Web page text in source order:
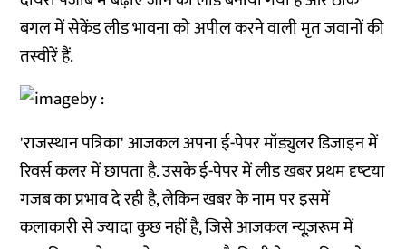
बगल में सेकेंड लीड भावना को अपील करने वाली मृत जवानों की
तस्‍वीरें हैं.
'राजस्‍थान पत्रिका' आजकल अपना ई-पेपर मॉड्युलर डिजाइन में
रिवर्स कलर में छापता है. उसके ई-पेपर में लीड खबर प्रथम दृष्‍टया
गजब का प्रभाव दे रही है, लेकिन खबर के नाम पर इसमें
कलाकारी से ज्‍यादा कुछ नहीं है, जिसे आजकल न्यूज़रूम में